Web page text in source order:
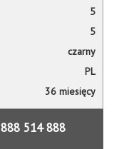
5
5
czarny
PL
36 miesięcy
888 514 888